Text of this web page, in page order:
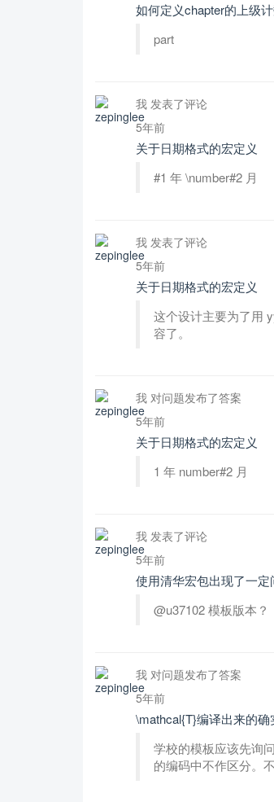
如何定义chapter的上级
part
我 发表了评论
5年前
关于日期格式的宏定义
#1 年 \number#2 月
我 发表了评论
5年前
关于日期格式的宏定义
这个设计主要为了用
容了。
我 对问题发布了答案
5年前
关于日期格式的宏定义
1 年 number#2 月
我 发表了评论
5年前
使用清华宏包出现了一定
@u37102 模板版本？
我 对问题发布了答案
5年前
\mathcal{T}编译出来的
学校的模板应该先询
的编码中不作区分。